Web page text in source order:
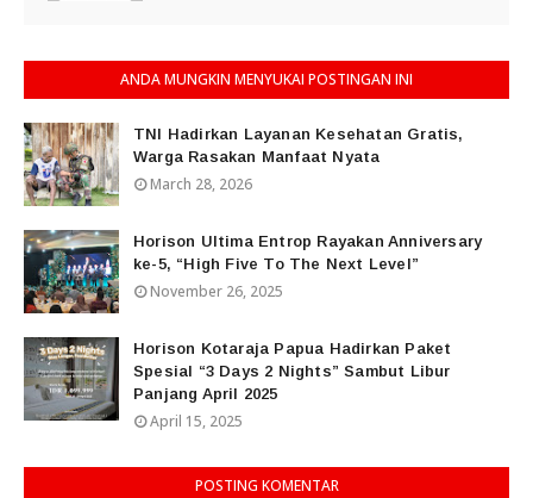
ANDA MUNGKIN MENYUKAI POSTINGAN INI
TNI Hadirkan Layanan Kesehatan Gratis,
Warga Rasakan Manfaat Nyata
March 28, 2026
Horison Ultima Entrop Rayakan Anniversary
ke-5, “High Five To The Next Level”
November 26, 2025
Horison Kotaraja Papua Hadirkan Paket
Spesial “3 Days 2 Nights” Sambut Libur
Panjang April 2025
April 15, 2025
POSTING KOMENTAR